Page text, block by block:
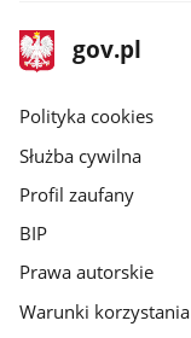
stopka
gov.pl
Strona
gov.pl
gov.pl
Polityka cookies
Służba cywilna
Profil zaufany
BIP
Prawa autorskie
Warunki korzystania